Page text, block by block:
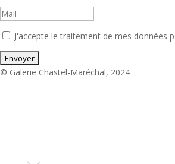
J'accepte le traitement de mes données
© Galerie Chastel-Maréchal, 2024